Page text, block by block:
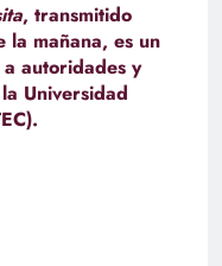
, transmitido
la mañana, es un
autoridades y
Universidad